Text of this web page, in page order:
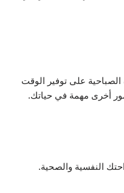
على توفير الوقت
أخرى مهمة في حياتك.
النفسية والصحية.